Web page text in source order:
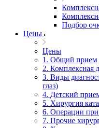
Подбор
Цены
Цены
1. Общий прием
2. Комплексная
3. Виды
глаз)
4. Детский
5. Хирургия
6. Операции при
7. Прочие